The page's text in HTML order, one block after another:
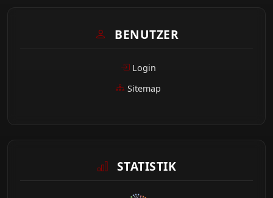
BENUTZER
Login
Sitemap
STATISTIK